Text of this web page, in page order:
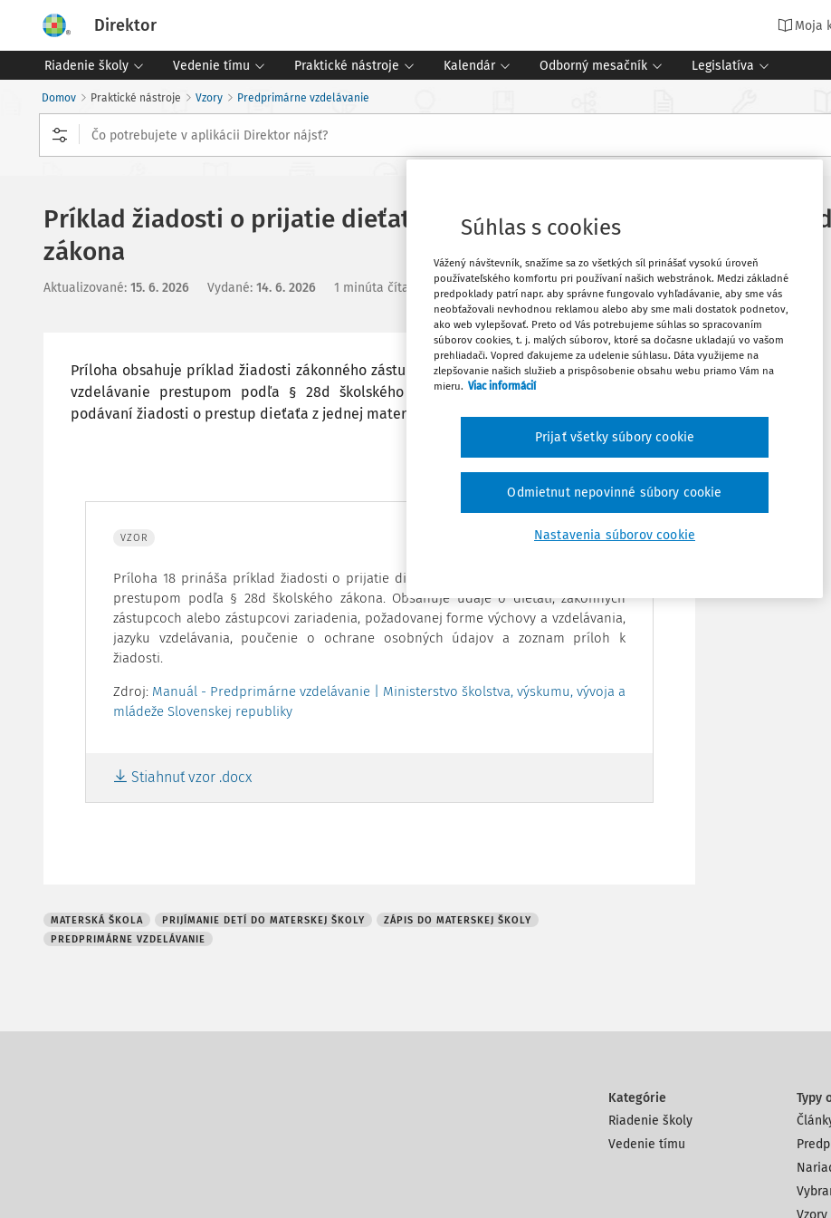
Direktor Moja
Riadenie školy Vedenie tímu Praktické nástroje Kalendár Odborný mesačník Legislatíva
Domov Praktické nástroje Vzory Predprimárne vzdelávanie
Príklad žiadosti o prijatie dieťaťa do materskej školy prestupom
zákona
Aktualizované: 15. 6. 2026 Vydané: 14. 6. 2026 1 minúta čítania
Príloha obsahuje príklad žiadosti zákonného zástupcu o prijatie dieťaťa na predprimárne
vzdelávanie prestupom podľa § 28d školského zákona. Vzor slúži ako pomôcka pri
podávaní žiadosti o prestup dieťaťa z jednej materskej školy do druhej.
VZOR Stiahnuť vzor .docx
Príloha 18 prináša príklad žiadosti o prijatie dieťaťa na predprimárne vzdelávanie
prestupom podľa § 28d školského zákona. Obsahuje údaje o dieťati, zákonných
zástupcoch alebo zástupcovi zariadenia, požadovanej forme výchovy a vzdelávania,
jazyku vzdelávania, poučenie o ochrane osobných údajov a zoznam príloh k
žiadosti.
Zdroj: Manuál - Predprimárne vzdelávanie | Ministerstvo školstva, výskumu, vývoja a
mládeže Slovenskej republiky
Stiahnuť vzor .docx
MATERSKÁ ŠKOLA PRIJÍMANIE DETÍ DO MATERSKEJ ŠKOLY
ZÁPIS DO MATERSKEJ ŠKOLY
PREDPRIMÁRNE VZDELÁVANIE
Obľúbené
Kategórie
Riadenie školy
Vedenie tímu
Typy
Vzory
Súhlas s cookies
Vážený návštevník, snažíme sa zo všetkých síl prinášať vysokú úroveň
používateľského komfortu pri používaní našich webstránok. Medzi základné
predpoklady patrí napr. aby správne fungovalo vyhľadávanie, aby sme vás
neobťažovali nevhodnou reklamou alebo aby sme mali dostatok podnetov,
ako web vylepšovať. Preto od Vás potrebujeme súhlas so spracovaním
súborov cookies, t. j. malých súborov, ktoré sa dočasne ukladajú vo vašom
prehliadači. Vopred ďakujeme za udelenie súhlasu. Dáta využijeme na
zlepšovanie našich služieb a prispôsobenie obsahu webu priamo Vám na
mieru. Viac informácií
Nastavenia súborov cookie
Odmietnut nepovinné súbory cookie
Prijať všetky súbory cookie